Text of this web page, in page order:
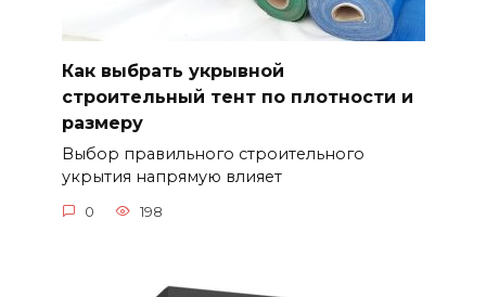
Как выбрать укрывной
строительный тент по плотности и
размеру
Выбор правильного строительного
укрытия напрямую влияет
0 198